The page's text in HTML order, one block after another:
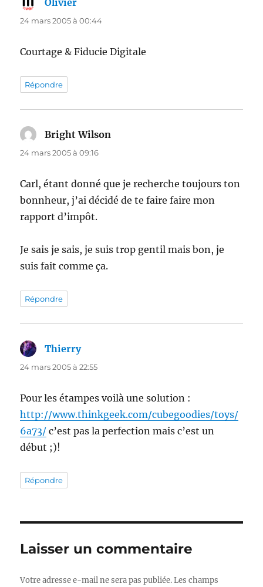
Olivier
24 mars 2005 à 00:44
Courtage & Fiducie Digitale
Répondre
Bright Wilson
24 mars 2005 à 09:16
Carl, étant donné que je recherche toujours ton
bonnheur, j’ai décidé de te faire faire mon
rapport d’impôt.
Je sais je sais, je suis trop gentil mais bon, je
suis fait comme ça.
Répondre
Thierrydit :
24 mars 2005 à 22:55
Pour les étampes voilà une solution :
http://www.thinkgeek.com/cubegoodies/toys/
6a73/ c’est pas la perfection mais c’est un
début ;)!
Répondre
Laisser un commentaire
Votre adresse e-mail ne sera pas publiée. Les champs